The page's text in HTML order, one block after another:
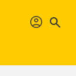
profil search